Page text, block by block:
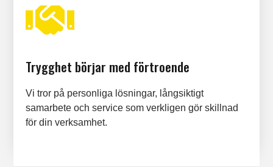

Trygghet börjar med förtroende
Vi tror på personliga lösningar, långsiktigt
samarbete och service som verkligen gör skillnad
för din verksamhet.